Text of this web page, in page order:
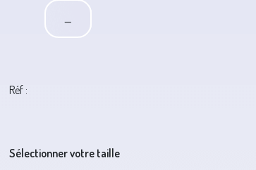
-
Réf :
Sélectionner votre taille